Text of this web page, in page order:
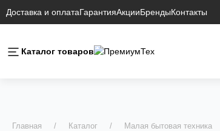
Доставка и оплатаГарантияАкцииБрендыКонтакты
Каталог товаров
Главная Каталог Малая бытовая техника